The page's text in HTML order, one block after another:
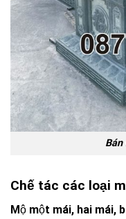
Bán
Chế tác các loại
Mộ một mái, hai mái,